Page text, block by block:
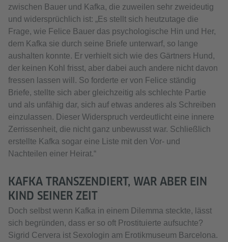
zwischen Bauer und Kafka, die zuweilen sehr zweideutig
und widersprüchlich ist: „Es stellt sich heutzutage die
Frage, wie Felice Bauer das psychologische Hin und Her,
dem Kafka sie durch seine Briefe unterwarf, so lange
aushalten konnte. Er verhielt sich wie des Gärtners Hund,
der keinen Kohl frisst, aber dabei auch andere nicht davon
fressen lassen will. So forderte er von Felice ständig
Briefe, stellte sich aber gleichzeitig als schlechte Partie
und als unfähig dar, sich auf etwas anderes als Schreiben
einzulassen. Dieser Widerspruch verdeutlicht eine innere
Zerrissenheit, die nicht ganz unbewusst war. Schließlich
erstellte Kafka sogar eine Liste mit den Vor- und
Nachteilen einer Heirat.“
KAFKA TRANSZENDIERT, WAR ABER EIN
KIND SEINER ZEIT
Doch selbst wenn Kafka in einem Dilemma steckte, lässt
sich begründen, dass er so oft Prostituierte aufsuchte?
Sigrid Cervera ist Sexologin am Erotikmuseum Barcelona.